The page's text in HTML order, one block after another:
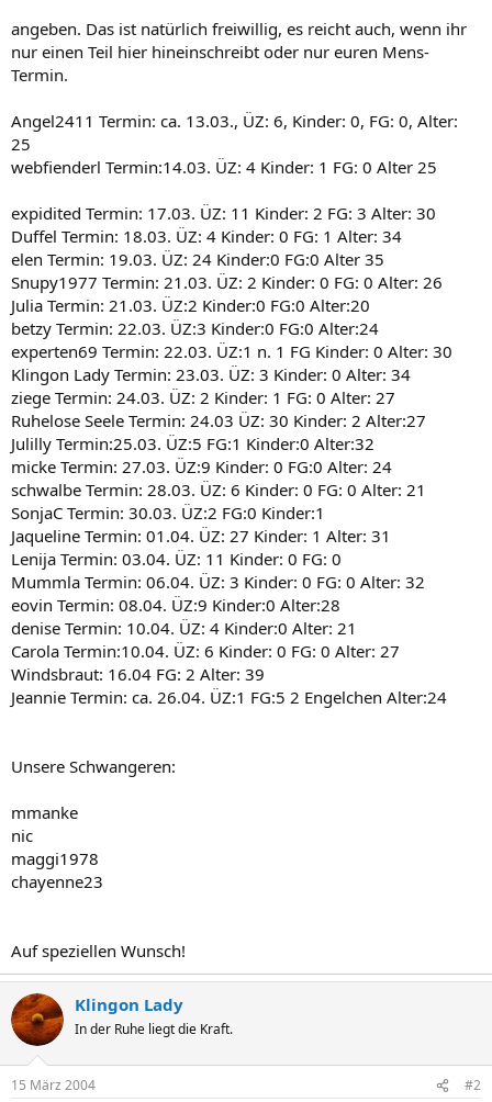
angeben. Das ist natürlich freiwillig, es reicht auch, wenn ihr
nur einen Teil hier hineinschreibt oder nur euren Mens-
Termin.
Angel2411 Termin: ca. 13.03., ÜZ: 6, Kinder: 0, FG: 0, Alter:
25
webfienderl Termin:14.03. ÜZ: 4 Kinder: 1 FG: 0 Alter 25
expidited Termin: 17.03. ÜZ: 11 Kinder: 2 FG: 3 Alter: 30
Duffel Termin: 18.03. ÜZ: 4 Kinder: 0 FG: 1 Alter: 34
elen Termin: 19.03. ÜZ: 24 Kinder:0 FG:0 Alter 35
Snupy1977 Termin: 21.03. ÜZ: 2 Kinder: 0 FG: 0 Alter: 26
Julia Termin: 21.03. ÜZ:2 Kinder:0 FG:0 Alter:20
betzy Termin: 22.03. ÜZ:3 Kinder:0 FG:0 Alter:24
experten69 Termin: 22.03. ÜZ:1 n. 1 FG Kinder: 0 Alter: 30
Klingon Lady Termin: 23.03. ÜZ: 3 Kinder: 0 Alter: 34
ziege Termin: 24.03. ÜZ: 2 Kinder: 1 FG: 0 Alter: 27
Ruhelose Seele Termin: 24.03 ÜZ: 30 Kinder: 2 Alter:27
Julilly Termin:25.03. ÜZ:5 FG:1 Kinder:0 Alter:32
micke Termin: 27.03. ÜZ:9 Kinder: 0 FG:0 Alter: 24
schwalbe Termin: 28.03. ÜZ: 6 Kinder: 0 FG: 0 Alter: 21
SonjaC Termin: 30.03. ÜZ:2 FG:0 Kinder:1
Jaqueline Termin: 01.04. ÜZ: 27 Kinder: 1 Alter: 31
Lenija Termin: 03.04. ÜZ: 11 Kinder: 0 FG: 0
Mummla Termin: 06.04. ÜZ: 3 Kinder: 0 FG: 0 Alter: 32
eovin Termin: 08.04. ÜZ:9 Kinder:0 Alter:28
denise Termin: 10.04. ÜZ: 4 Kinder:0 Alter: 21
Carola Termin:10.04. ÜZ: 6 Kinder: 0 FG: 0 Alter: 27
Windsbraut: 16.04 FG: 2 Alter: 39
Jeannie Termin: ca. 26.04. ÜZ:1 FG:5 2 Engelchen Alter:24
Unsere Schwangeren:
mmanke
nic
maggi1978
chayenne23
Auf speziellen Wunsch!
Klingon Lady
In der Ruhe liegt die Kraft.
15 März 2004 #2